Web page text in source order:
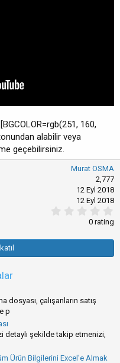
160,
alabilir veya
geçebilirsiniz.​
Murat OSMA
2,777
12 Eyl 2018
12 Eyl 2018
ı
0 rating
dosyası, çalışanların satış
p
detaylı şekilde takip etmenizi,
Ürün Bilgilerini Excel'e Almak